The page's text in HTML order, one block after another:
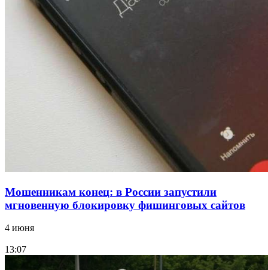
Сладкий праздник в Волгограде: в Центральном
парке прошёл фестиваль „Арбузный переполох“
Волгоградские компании нарастили экспорт:
заключены контракты на 3,6 млн долларов
Мошенникам конец: в России запустили
мгновенную блокировку фишинговых сайтов
4 июня
13:07